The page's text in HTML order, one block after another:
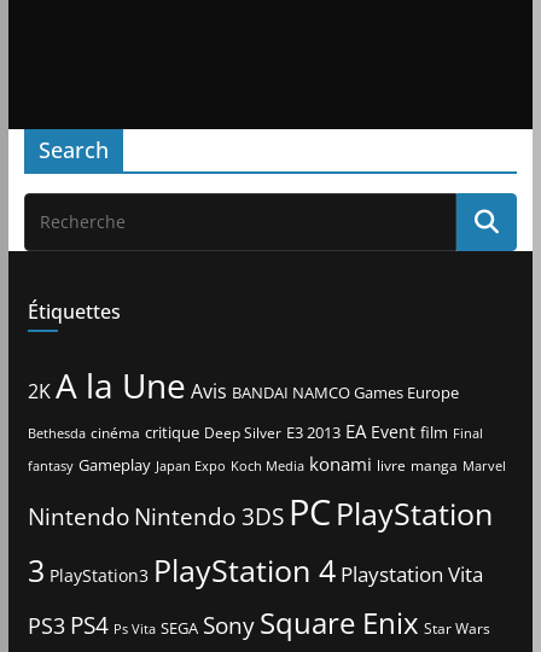
Search
Étiquettes
2KA la Une Avis BANDAI NAMCO Games Europe
Bethesda cinéma critique Deep Silver E3 2013 EA Event film Final
fantasy Gameplay Japan Expo Koch Media konami livre manga Marvel
Nintendo Nintendo 3DS PCPlayStation
3 PlayStation3 PlayStation 4 Playstation Vita
PS3 PS4 Ps Vita SEGA Sony Square Enix Star Wars